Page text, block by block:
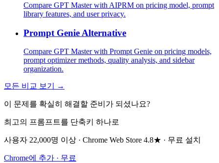
Compare GPT Master with AIPRM on pricing model, prompt
library features, and user privacy.
Prompt Genie Alternative
Compare GPT Master with Prompt Genie on pricing models,
prompt optimizer methods, quality analysis, and sidebar
organization.
모든 비교 보기 →
이 문제를 확실히 해결할 준비가 되셨나요?
최고의 프롬프트를 단축키 하나로
사용자 22,000명 이상 · Chrome Web Store 4.8★ · 무료 설치
Chrome에 추가 · 무료